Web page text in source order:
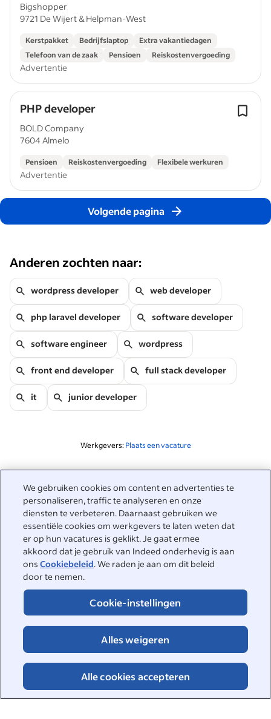
We gebruiken cookies om content en advertenties te
personaliseren, traffic te analyseren en onze
diensten te verbeteren. Daarnaast gebruiken we
essentiële cookies om werkgevers te laten weten dat
er op hun vacatures is geklikt. Je gaat ermee
akkoord dat je gebruik van Indeed onderhevig is aan
onsCookiebeleid. We raden je aan om dit beleid
door te nemen.
Cookie-instellingen
Alles weigeren
Alle cookies accepteren
Bigshopper
9721 De Wijert & Helpman-West
Kerstpakket Bedrijfslaptop
Extra vakantiedagen
Telefoon van de zaak
Pensioen Reiskostenvergoeding
Advertentie
PHP developer
BOLD Company
7604 Almelo
Pensioen Reiskostenvergoeding Flexibele werkuren
Advertentie
Volgende pagina
Anderen zochten naar:
wordpress developer web developer
php laravel developer software developer
software engineer wordpress
front end developer full stack developer
it junior developer
Werkgevers: Plaats een vacature
Gerelateerd aan deze zoekopdracht
&nbsp;
Inloggen
&nbsp;
Werkzoekenden
Help
Carrièregids
Werken bij Indeed
Vacatures zoeken
&nbsp;
Werkgevers
Plaats een vacature
Indeed Events
&nbsp;
Over Indeed
Cookies
&nbsp;
Toegankelijkheid bij IndeedPrivacycenter en Ad Choices
Pagina Online veiligheidVoorwaarden